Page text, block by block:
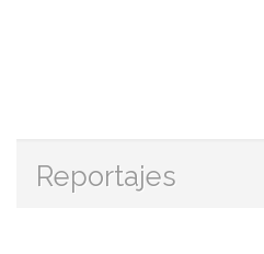
Reportajes